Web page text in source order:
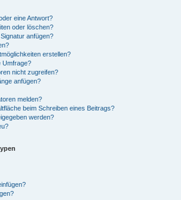
eine Antwort?
oder löschen?
anfügen?
erstellen?
Umfrage?
nicht zugreifen?
anfügen?
melden?
beim Schreiben eines Beitrags?
werden?